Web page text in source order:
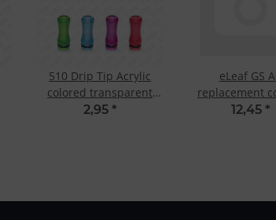
510 Drip Tip Acrylic
colored transparent
Green
2,95 *
eLeaf GS
replacement
Ohm
12,45 *